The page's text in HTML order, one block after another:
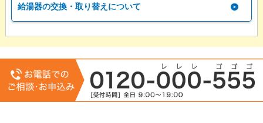
給湯器の交換・取り替えについて